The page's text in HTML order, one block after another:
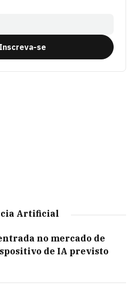
Inscreva-se
Artificial
no mercado de
de IA previsto